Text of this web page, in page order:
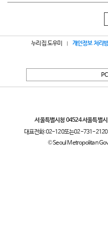
누리집 도우미 개인정보 처리
서울특별시청 04524 서울특별
대표전화:02-120또는02-731-2120
© Seoul Metropolitan